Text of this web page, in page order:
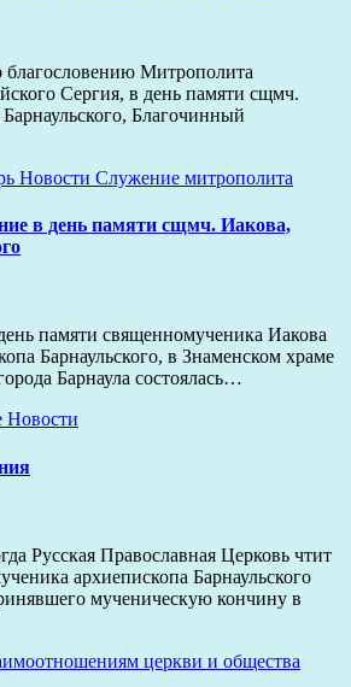
благословению Митрополита
Сергия, в день памяти сщмч.
Благочинный
Новости Служение митрополита
в день памяти сщмч. Иакова,
памяти священномученика Иакова
Барнаульского, в Знаменском храме
Барнаула состоялась…
Новости
Русская Православная Церковь чтит
архиепископа Барнаульского
мученическую кончину в
церкви и общества